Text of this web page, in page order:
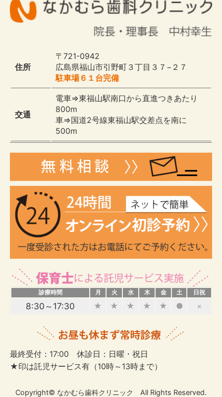
住所
〒721-0942
広島県福山市引野町３丁目３７−２７
駐車場６１台完備
交通
電車⇒東福山駅南口から直進つきあたり
800m
車⇒国道2号線東福山駅交差点を南に
500m
診療時間 月 火 水 木 金 土 日祝
8:30～17:30 ★ ★ ★ ★ ★ ● ×
最終受付：17:00 休診日：日曜・祝日
★印は託児サービス有（10時～13時まで）
Copyright© なかむら歯科クリニック All Rights Reserved.